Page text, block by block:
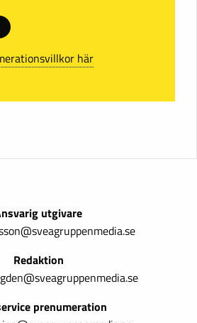
här
utgivare
Redaktion
prenumeration